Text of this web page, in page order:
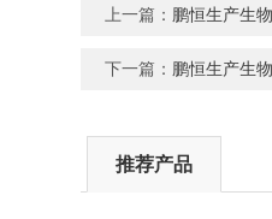
上一篇： 鹏恒生产生
下一篇： 鹏恒生产生
推荐产品